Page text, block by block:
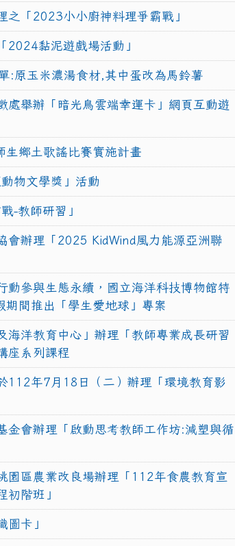
之「2023小小廚神料理爭霸戰」
2024黏泥遊戲場活動」
:原玉米濃湯食材,其中蛋改為馬鈴薯
處舉辦「暗光鳥雲端幸運卡」網頁互動遊
生鄉土歌謠比賽實施計畫
物文學獎」活動
-教師研習」
會辦理「2025 KidWind風力能源亞洲聯
動參與生態永續，國立海洋科技博物館特
期間推出「學生愛地球」專案
海洋教育中心」辦理「教師專業成長研習
座系列課程
112年7月18日（二）辦理「環境教育影
金會辦理「啟動思考教師工作坊:減塑與循
園區農業改良場辦理「112年食農教育宣
初階班」
圖卡」